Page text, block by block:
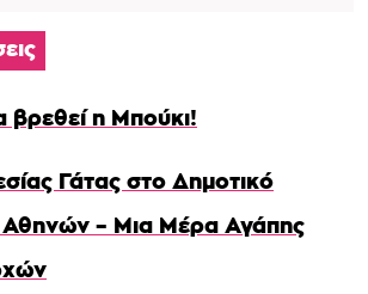
βρεθεί η Μπούκι!
Γάτας στο Δημοτικό
Αθηνών – Μια Μέρα Αγάπης